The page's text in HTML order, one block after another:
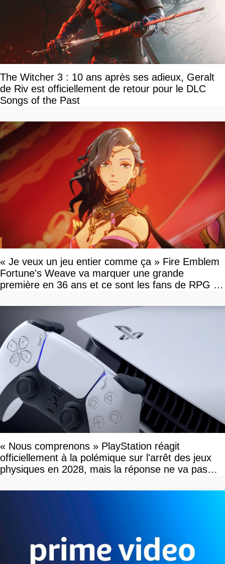
The Witcher 3 : 10 ans après ses adieux, Geralt
de Riv est officiellement de retour pour le DLC
Songs of the Past
« Je veux un jeu entier comme ça » Fire Emblem
Fortune's Weave va marquer une grande
première en 36 ans et ce sont les fans de RPG en
« Nous comprenons » PlayStation réagit
officiellement à la polémique sur l'arrêt des jeux
physiques en 2028, mais la réponse ne va pas